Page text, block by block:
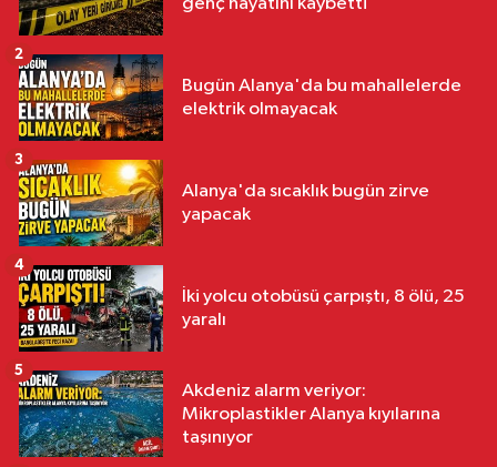
genç hayatını kaybetti
Bugün Alanya'da bu mahallelerde
elektrik olmayacak
2
Alanya'da sıcaklık bugün zirve
yapacak
3
İki yolcu otobüsü çarpıştı, 8 ölü, 25
yaralı
4
Akdeniz alarm veriyor:
Mikroplastikler Alanya kıyılarına
taşınıyor
5